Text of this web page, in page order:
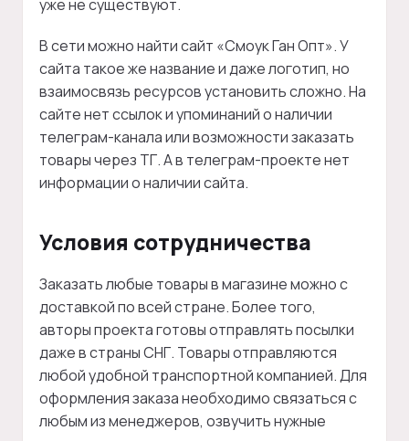
уже не существуют.
В сети можно найти сайт «Смоук Ган Опт». У
сайта такое же название и даже логотип, но
взаимосвязь ресурсов установить сложно. На
сайте нет ссылок и упоминаний о наличии
телеграм-канала или возможности заказать
товары через ТГ. А в телеграм-проекте нет
информации о наличии сайта.
Условия сотрудничества
Заказать любые товары в магазине можно с
доставкой по всей стране. Более того,
авторы проекта готовы отправлять посылки
даже в страны СНГ. Товары отправляются
любой удобной транспортной компанией. Для
оформления заказа необходимо связаться с
любым из менеджеров, озвучить нужные